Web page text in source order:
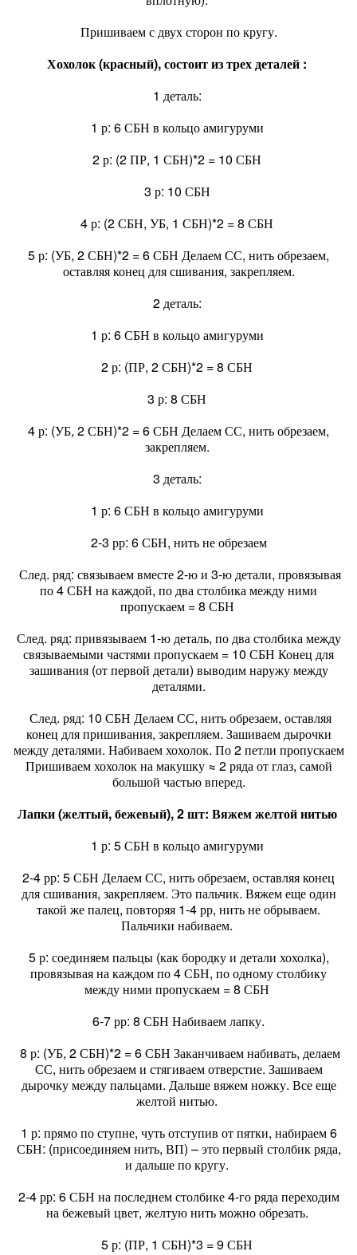
Пришиваем с двух сторон по кругу.
Хохолок (красный), состоит из трех деталей :
1 деталь:
1 р: 6 СБН в кольцо амигуруми
2 р: (2 ПР, 1 СБН)*2 = 10 СБН
3 р: 10 СБН
4 р: (2 СБН, УБ, 1 СБН)*2 = 8 СБН
5 р: (УБ, 2 СБН)*2 = 6 СБН Делаем СС, нить обрезаем,
оставляя конец для сшивания, закрепляем.
2 деталь:
1 р: 6 СБН в кольцо амигуруми
2 р: (ПР, 2 СБН)*2 = 8 СБН
3 р: 8 СБН
4 р: (УБ, 2 СБН)*2 = 6 СБН Делаем СС, нить обрезаем,
закрепляем.
3 деталь:
1 р: 6 СБН в кольцо амигуруми
2-3 рр: 6 СБН, нить не обрезаем
След. ряд: связываем вместе 2-ю и 3-ю детали, провязывая
по 4 СБН на каждой, по два столбика между ними
пропускаем = 8 СБН
След. ряд: привязываем 1-ю деталь, по два столбика между
связываемыми частями пропускаем = 10 СБН Конец для
зашивания (от первой детали) выводим наружу между
деталями.
След. ряд: 10 СБН Делаем СС, нить обрезаем, оставляя
конец для пришивания, закрепляем. Зашиваем дырочки
между деталями. Набиваем хохолок. По 2 петли пропускаем
Пришиваем хохолок на макушку ≈ 2 ряда от глаз, самой
большой частью вперед.
Лапки (желтый, бежевый), 2 шт: Вяжем желтой нитью
1 р: 5 СБН в кольцо амигуруми
2-4 рр: 5 СБН Делаем СС, нить обрезаем, оставляя конец
для сшивания, закрепляем. Это пальчик. Вяжем еще один
такой же палец, повторяя 1-4 рр, нить не обрываем.
Пальчики набиваем.
5 р: соединяем пальцы (как бородку и детали хохолка),
провязывая на каждом по 4 СБН, по одному столбику
между ними пропускаем = 8 СБН
6-7 рр: 8 СБН Набиваем лапку.
8 р: (УБ, 2 СБН)*2 = 6 СБН Заканчиваем набивать, делаем
СС, нить обрезаем и стягиваем отверстие. Зашиваем
дырочку между пальцами. Дальше вяжем ножку. Все еще
желтой нитью.
1 р: прямо по ступне, чуть отступив от пятки, набираем 6
СБН: (присоединяем нить, ВП) – это первый столбик ряда,
и дальше по кругу.
2-4 рр: 6 СБН на последнем столбике 4-го ряда переходим
на бежевый цвет, желтую нить можно обрезать.
5 р: (ПР, 1 СБН)*3 = 9 СБН